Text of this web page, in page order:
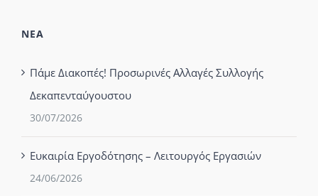
ΝΕΑ
Πάμε Διακοπές! Προσωρινές Αλλαγές Συλλογής
Δεκαπενταύγουστου
30/07/2026
Ευκαιρία Εργοδότησης – Λειτουργός Εργασιών
24/06/2026